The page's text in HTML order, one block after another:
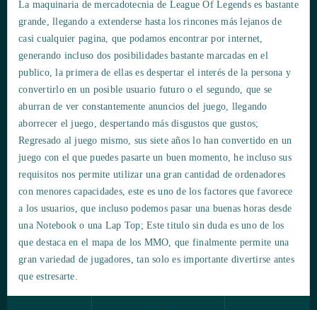
La maquinaria de mercadotecnia de League Of Legends es bastante
grande, llegando a extenderse hasta los rincones más lejanos de
casi cualquier pagina, que podamos encontrar por internet,
generando incluso dos posibilidades bastante marcadas en el
publico, la primera de ellas es despertar el interés de la persona y
convertirlo en un posible usuario futuro o el segundo, que se
aburran de ver constantemente anuncios del juego, llegando
aborrecer el juego, despertando más disgustos que gustos;
Regresado al juego mismo, sus siete años lo han convertido en un
juego con el que puedes pasarte un buen momento, he incluso sus
requisitos nos permite utilizar una gran cantidad de ordenadores
con menores capacidades, este es uno de los factores que favorece
a los usuarios, que incluso podemos pasar una buenas horas desde
una Notebook o una Lap Top; Este titulo sin duda es uno de los
que destaca en el mapa de los MMO, que finalmente permite una
gran variedad de jugadores, tan solo es importante divertirse antes
que estresarte.